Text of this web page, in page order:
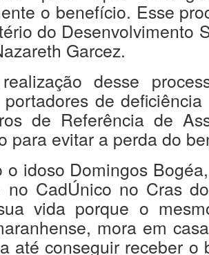
o benefício. Esse
do Desenvolvimento
Garcez.
desse
de
de Referência de
para evitar a perda do
o idoso Domingos
no CadÚnico no Cras
vida porque o
mora em
até conseguir receber